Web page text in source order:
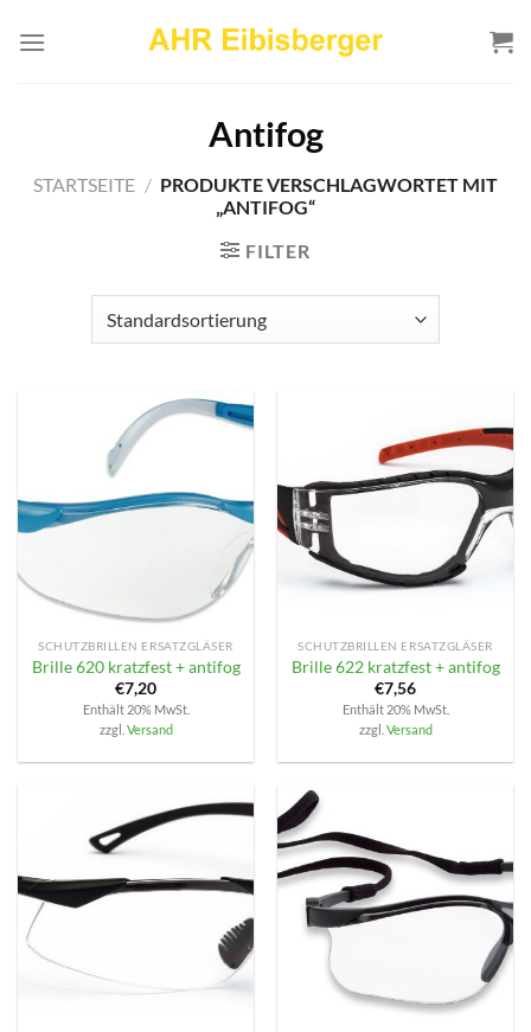
Inhalt
Antifog
STARTSEITE / PRODUKTE VERSCHLAGWORTET MIT
„ANTIFOG“
FILTER
SCHUTZBRILLEN ERSATZGLÄSER
Brille 620 kratzfest + antifog
€7,20
Enthält 20% MwSt.
zzgl. Versand
SCHUTZBRILLEN ERSATZGLÄSER
Brille 622 kratzfest + antifog
€7,56
Enthält 20% MwSt.
zzgl. Versand